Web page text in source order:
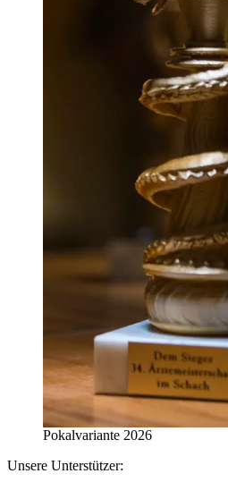
Pokalvariante 2026
Unsere Unterstützer: